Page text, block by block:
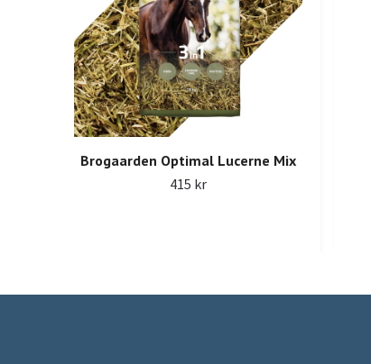
Brogaarden Optimal Lucerne Mix
415 kr